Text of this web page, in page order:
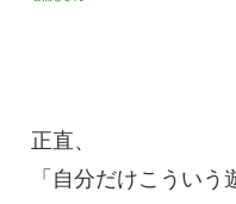
正直、
「自分だけこうい